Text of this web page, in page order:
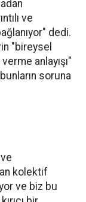
ve
dedi.
"bireysel
anlayışı"
soruna
kolektif
ve biz bu